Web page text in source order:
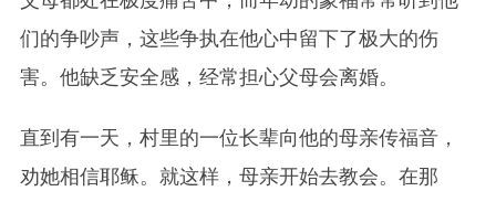
们的争吵声，这些争执在他心中留下了极大的伤
害。他缺乏安全感，经常担心父母会离婚。
直到有一天，村里的一位长辈向他的母亲传福音，
劝她相信耶稣。就这样，母亲开始去教会。在那